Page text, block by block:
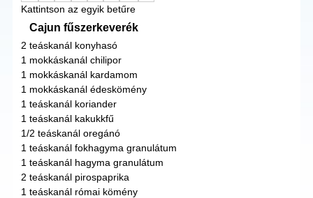
Kattintson az egyik betűre
Cajun fűszerkeverék
2 teáskanál konyhasó
1 mokkáskanál chilipor
1 mokkáskanál kardamom
1 mokkáskanál édeskömény
1 teáskanál koriander
1 teáskanál kakukkfű
1/2 teáskanál oregánó
1 teáskanál fokhagyma granulátum
1 teáskanál hagyma granulátum
2 teáskanál pirospaprika
1 teáskanál római kömény